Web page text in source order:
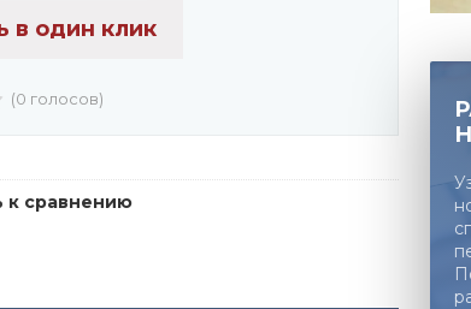
в один клик
(0 голосов)
к сравнению